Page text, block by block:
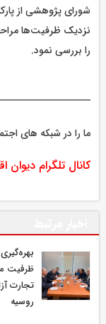
شورای پژوهشی از
نزدیک ظرفیت‌ها
را بررسی نمود.
ما را در شبکه های
کانال تلگرام دیوان
ظرفیت
تجارت
روسیه